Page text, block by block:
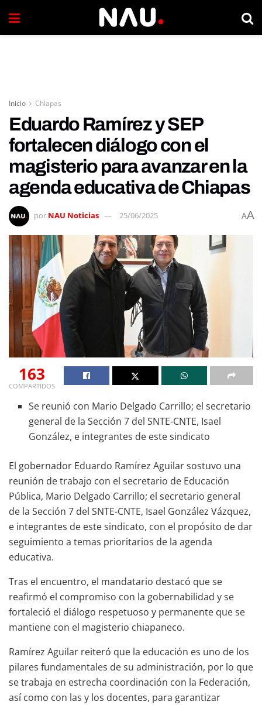
Inicio Chiapas
Eduardo Ramírez y SEP
fortalecen diálogo con el
magisterio para avanzar en la
agenda educativa de Chiapas
por NAU Noticias 25/06/2025 AA
163
COMPARTIDOS
Se reunió con Mario Delgado Carrillo; el secretario
general de la Sección 7 del SNTE-CNTE, Isael
González, e integrantes de este sindicato
El gobernador Eduardo Ramírez Aguilar sostuvo una
reunión de trabajo con el secretario de Educación
Pública, Mario Delgado Carrillo; el secretario general
de la Sección 7 del SNTE-CNTE, Isael González Vázquez,
e integrantes de este sindicato, con el propósito de dar
seguimiento a temas prioritarios de la agenda
educativa.
Tras el encuentro, el mandatario destacó que se
reafirmó el compromiso con la gobernabilidad y se
fortaleció el diálogo respetuoso y permanente que se
mantiene con el magisterio chiapaneco.
Ramírez Aguilar reiteró que la educación es uno de los
pilares fundamentales de su administración, por lo que
se trabaja en estrecha coordinación con la Federación,
así como con las y los docentes, para garantizar